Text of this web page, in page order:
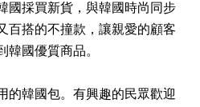
國採買新貨，與韓國時尚同步
百搭的不撞款，讓親愛的顧客
韓國優質商品。
的韓國包。有興趣的民眾歡迎